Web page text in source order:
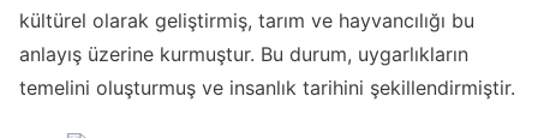
kültürel olarak geliştirmiş, tarım ve hayvancılığı bu
anlayış üzerine kurmuştur. Bu durum, uygarlıkların
temelini oluşturmuş ve insanlık tarihini şekillendirmiştir.